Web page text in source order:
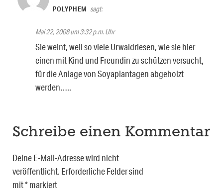
POLYPHEM sagt:
Mai 22, 2008 um 3:32 p.m. Uhr
Sie weint, weil so viele Urwaldriesen, wie sie hier
einen mit Kind und Freundin zu schützen versucht,
für die Anlage von Soyaplantagen abgeholzt
werden…..
Schreibe einen Kommentar
Deine E-Mail-Adresse wird nicht
veröffentlicht. Erforderliche Felder sind
mit*markiert